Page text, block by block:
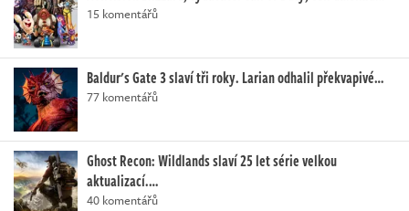
15 komentářů
Baldur's Gate 3 slaví tři roky. Larian odhalil překvapivé…
77 komentářů
Ghost Recon: Wildlands slaví 25 let série velkou
aktualizací.…
40 komentářů